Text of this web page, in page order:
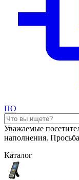
ПО
Уважаемые
наполнения.
Каталог